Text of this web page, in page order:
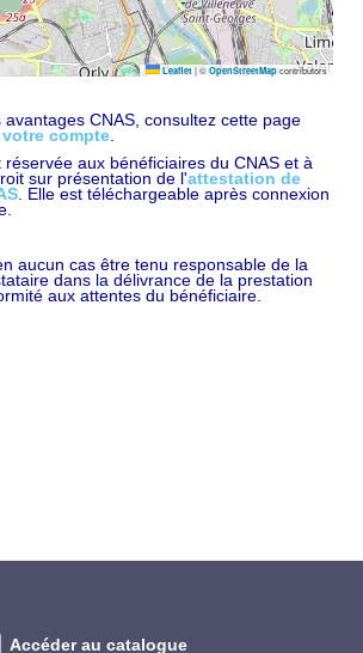
Leaflet |© OpenStreetMap contributors
CNAS, consultez cette page
votre compte.
aux bénéficiaires du CNAS et à
sur présentation de l'attestation de
. Elle est téléchargeable après connexion
aucun cas être tenu responsable de la
dans la délivrance de la prestation
aux attentes du bénéficiaire.
Accéder au catalogue